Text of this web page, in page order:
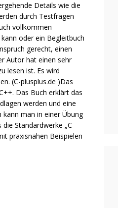
Details wie die
durch Testfragen
vollkommen
oder ein Begleitbuch
gerecht, einen
Autor hat einen sehr
lesen ist. Es wird
(C-plusplus.de )Das
Das Buch erklärt das
werden und eine
man in einer Übung
Standardwerke „C
praxisnahen Beispielen